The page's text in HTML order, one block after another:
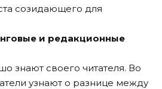
созидающего для
и редакционные
знают своего читателя. Во
узнают о разнице между